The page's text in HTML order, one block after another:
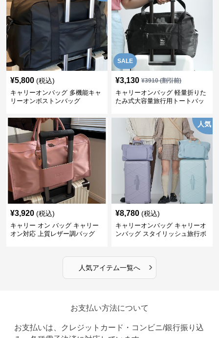
¥5,800 (税込)
キャリーオンバッグ 多機能キャ
リーオンボストンバッグ
SALE
¥3,130 ¥3910(割引前)
キャリーオンバッグ 軽量折りた
たみ式大容量旅行用トートバッ
¥3,920 (税込)
キャリー オン バッグ キャリー
オン対応 上質レザー調バッグ
人気
¥8,780 (税込)
キャリーオンバッグ キャリーオ
ンバッグ スタイリッシュ旅行ボ
人気アイテム一覧へ ›
お支払い方法について
お支払いは、クレジットカード・コンビニ/銀行振り込